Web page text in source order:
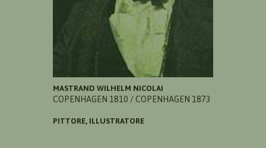
MASTRAND WILHELM NICOLAI
COPENHAGEN 1810 / COPENHAGEN 1873
PITTORE, ILLUSTRATORE